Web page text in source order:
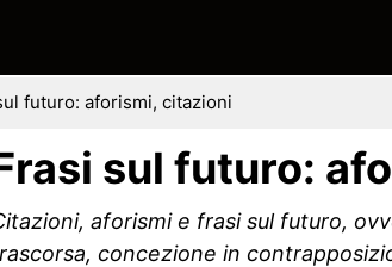
futuro: aforismi, citazioni
sul futuro:
aforismi e frasi sul futuro,
concezione in